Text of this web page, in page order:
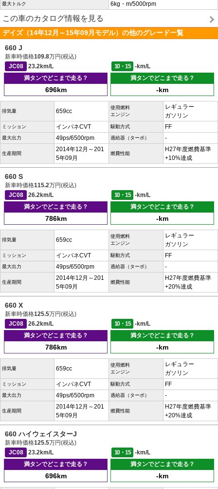
最大トルク 6kg・m/5000rpm
この車のカタログ情報を見る
デイズ（14年12月～15年09月モデル）の他のグレード一覧
660 J
新車時価格109.8万円(税込)
JC08
23.2km/L 10・15
-km/L
満タンでどこまで走る？
696km
満タンでどこまで走る？
-km
排気量 659cc
使用燃料
エンジン
レギュラー
ガソリン
ミッション インパネCVT 駆動方式 FF
最大出力 49ps/6500rpm 過給器（ターボ） -
生産期間
2014年12月～201
5年09月
燃費性能
H27年度燃費基準
+10%達成
660 S
新車時価格115.2万円(税込)
JC08
26.2km/L 10・15
-km/L
満タンでどこまで走る？
786km
満タンでどこまで走る？
-km
排気量 659cc
使用燃料
エンジン
レギュラー
ガソリン
ミッション インパネCVT 駆動方式 FF
最大出力 49ps/6500rpm 過給器（ターボ） -
生産期間
2014年12月～201
5年09月
燃費性能
H27年度燃費基準
+20%達成
660 X
新車時価格125.5万円(税込)
JC08
26.2km/L 10・15
-km/L
満タンでどこまで走る？
786km
満タンでどこまで走る？
-km
排気量 659cc
使用燃料
エンジン
レギュラー
ガソリン
ミッション インパネCVT 駆動方式 FF
最大出力 49ps/6500rpm 過給器（ターボ） -
生産期間
2014年12月～201
5年09月
燃費性能
H27年度燃費基準
+20%達成
660 ハイウェイスターJ
新車時価格125.5万円(税込)
JC08
23.2km/L 10・15
-km/L
満タンでどこまで走る？
696km
満タンでどこまで走る？
-km